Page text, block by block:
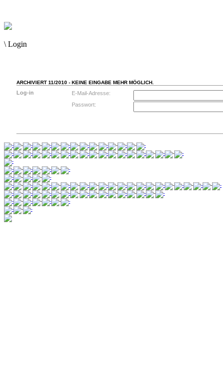
\ Login
ARCHIVIERT 11/2010 - KEINE EINGABE MEHR MÖGLICH.
Log-in
E-Mail-Adresse:
Passwort: